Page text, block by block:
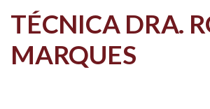
TÉCNICA DRA.
MARQUES